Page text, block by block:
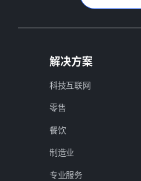
解决方案
科技互联网
零售
餐饮
制造业
专业服务